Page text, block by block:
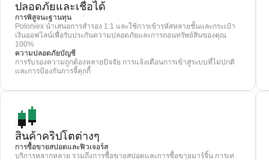
ปลอดภัยและเชื่อได้
การพิสูจนะฐานทุน
Poloniex นำเสนอการสำรอง 1:1 และใช้การเข้ารหัสหลายชั้นและกระเป๋า
เงินออฟไลน์เพื่อรับประกันความปลอดภัยและการถอนทรัพย์สินของคุณ
100%
ความปลอดภัยบัญชี
การรับรองความถูกต้องหลายปัจจัย การแจ้งเตือนการเข้าสู่ระบบที่ไม่ปกติ
และการป้องกันการจี้คุกกี้
สินค้าคริปโตต่างๆ
การซื้อขายสปอตและฟิวเจอร์ส
บริการหลากหลาย รวมถึงการซื้อขายสปอตและการซื้อขายมาร์จิ้น การเท